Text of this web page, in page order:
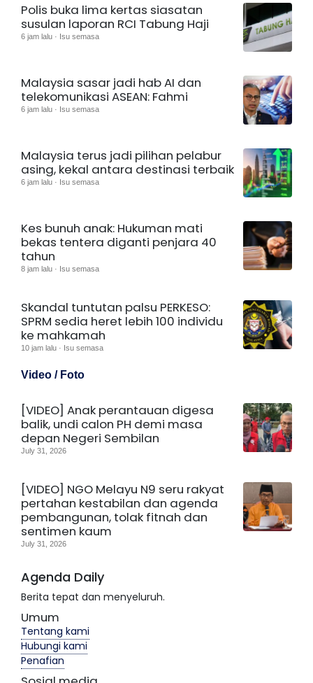
Polis buka lima kertas siasatan
susulan laporan RCI Tabung Haji
6 jam lalu · Isu semasa
Malaysia sasar jadi hab AI dan
telekomunikasi ASEAN: Fahmi
6 jam lalu · Isu semasa
Malaysia terus jadi pilihan pelabur
asing, kekal antara destinasi terbaik
6 jam lalu · Isu semasa
Kes bunuh anak: Hukuman mati
bekas tentera diganti penjara 40
tahun
8 jam lalu · Isu semasa
Skandal tuntutan palsu PERKESO:
SPRM sedia heret lebih 100 individu
ke mahkamah
10 jam lalu · Isu semasa
Video / Foto
[VIDEO] Anak perantauan digesa
balik, undi calon PH demi masa
depan Negeri Sembilan
July 31, 2026
[VIDEO] NGO Melayu N9 seru rakyat
pertahan kestabilan dan agenda
pembangunan, tolak fitnah dan
sentimen kaum
July 31, 2026
Agenda Daily
Berita tepat dan menyeluruh.
Umum
Tentang kami
Hubungi kami
Penafian